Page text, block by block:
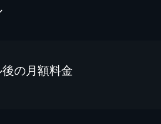
の⽉額料金